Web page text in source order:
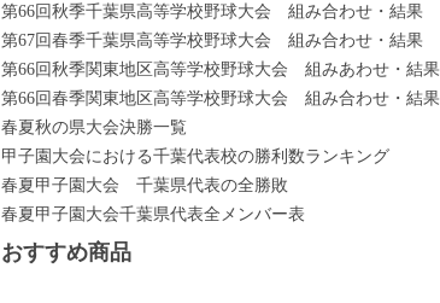
第66回秋季千葉県高等学校野球大会 組み合わせ・結果
第67回春季千葉県高等学校野球大会 組み合わせ・結果
第66回秋季関東地区高等学校野球大会 組みあわせ・結果
第66回春季関東地区高等学校野球大会 組み合わせ・結果
春夏秋の県大会決勝一覧
甲子園大会における千葉代表校の勝利数ランキング
春夏甲子園大会 千葉県代表の全勝敗
春夏甲子園大会千葉県代表全メンバー表
おすすめ商品